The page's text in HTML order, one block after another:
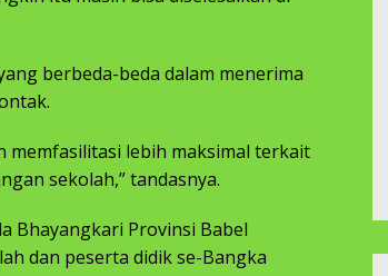
berbeda-beda dalam menerima
memfasilitasi lebih maksimal terkait
sekolah,” tandasnya.
Bhayangkari Provinsi Babel
dan peserta didik se-Bangka